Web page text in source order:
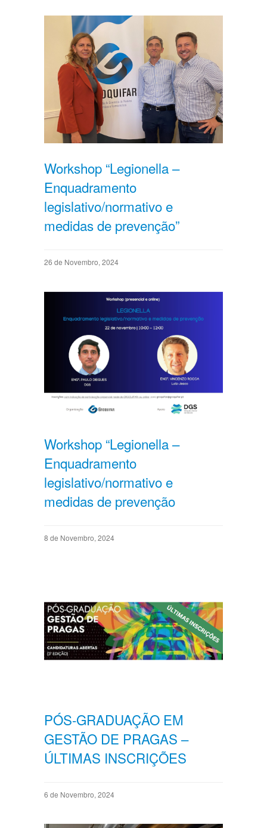
Workshop “Legionella –
Enquadramento
legislativo/normativo e
medidas de prevenção”
26 de Novembro, 2024
Workshop “Legionella –
Enquadramento
legislativo/normativo e
medidas de prevenção
8 de Novembro, 2024
PÓS-GRADUAÇÃO EM
GESTÃO DE PRAGAS –
ÚLTIMAS INSCRIÇÕES
6 de Novembro, 2024